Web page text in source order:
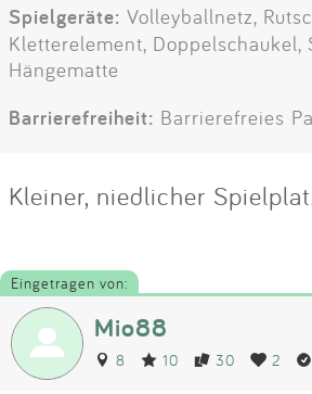
Spielgeräte: Volleyballnetz,
Kletterelement, Doppelschaukel,
Hängematte
Barrierefreiheit: Barrierefreies
Kleiner, niedlicher
Eingetragen von:
Mio88
8 10 30 2